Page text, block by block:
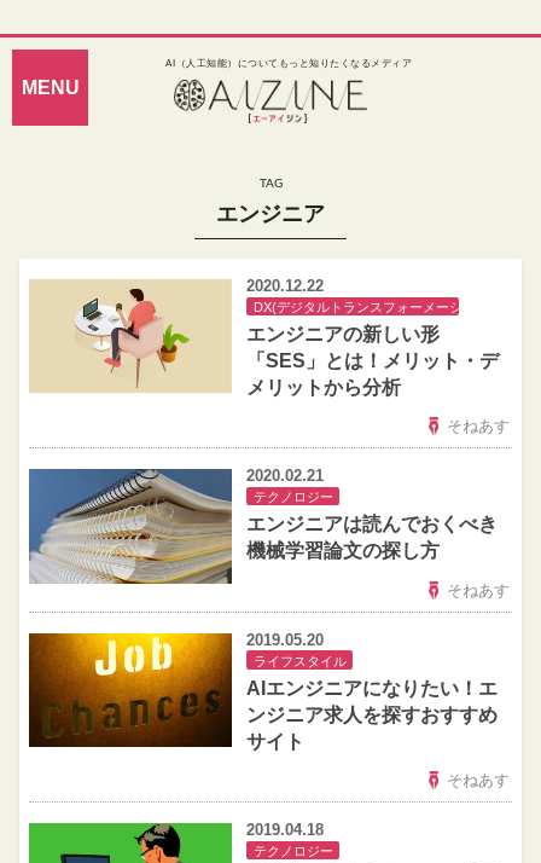
AI（人工知能）についてもっと知りたくなるメディア
エンジニア
2020.12.22
DX(デジタルトランスフォーメーション)
エンジニアの新しい形
「SES」とは！メリット・デ
メリットから分析
そねあす
2020.02.21
テクノロジー
エンジニアは読んでおくべき
機械学習論文の探し方
そねあす
2019.05.20
ライフスタイル
AIエンジニアになりたい！エ
ンジニア求人を探すおすすめ
サイト
そねあす
2019.04.18
テクノロジー